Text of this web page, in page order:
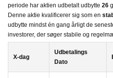
periode har aktien udbetalt udbytte 26
Denne aktie kvalificerer sig som en
udbytte mindst én gang årligt de
investorer, der søger stabile og
X-dag
Udbetalings
Dato